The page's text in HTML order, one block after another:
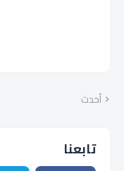
أحدث
تابعنا